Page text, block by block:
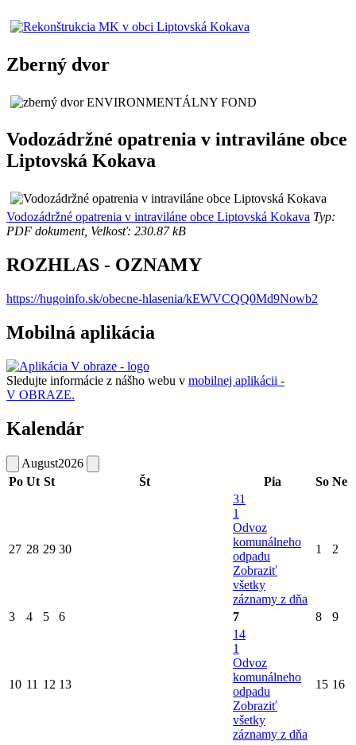
Zberný dvor
Vodozádržné opatrenia v intraviláne obce
Liptovská Kokava
Vodozádržné opatrenia v intraviláne obce Liptovská Kokava Typ:
PDF dokument, Velkosť: 230.87 kB
ROZHLAS - OZNAMY
https://hugoinfo.sk/obecne-hlasenia/kEWVCQQ0Md9Nowb2
Mobilná aplikácia
Sledujte informácie z nášho webu v mobilnej aplikácii -
V OBRAZE.
Kalendár
August2026
Po Ut St Št Pia So Ne
27 28 29 30
31
1
Odvoz
komunálneho
odpadu
Zobraziť
všetky
záznamy z dňa
1 2
3 4 5 6 7 8 9
10 11 12 13
14
1
Odvoz
komunálneho
odpadu
Zobraziť
všetky
záznamy z dňa
15 16